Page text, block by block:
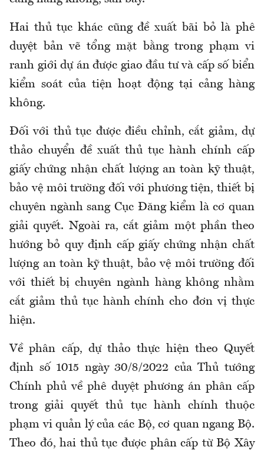
Hai thủ tục khác cũng đề xuất bãi bỏ là phê
duyệt bản vẽ tổng mặt bằng trong phạm vi
ranh giới dự án được giao đầu tư và cấp số biển
kiểm soát của tiện hoạt động tại cảng hàng
không.
Đối với thủ tục được điều chỉnh, cắt giảm, dự
thảo chuyển đề xuất thủ tục hành chính cấp
giấy chứng nhận chất lượng an toàn kỹ thuật,
bảo vệ môi trường đối với phương tiện, thiết bị
chuyên ngành sang Cục Đăng kiểm là cơ quan
giải quyết. Ngoài ra, cắt giảm một phần theo
hướng bỏ quy định cấp giấy chứng nhận chất
lượng an toàn kỹ thuật, bảo vệ môi trường đối
với thiết bị chuyên ngành hàng không nhằm
cắt giảm thủ tục hành chính cho đơn vị thực
hiện.
Về phân cấp, dự thảo thực hiện theo Quyết
định số 1015 ngày 30/8/2022 của Thủ tướng
Chính phủ về phê duyệt phương án phân cấp
trong giải quyết thủ tục hành chính thuộc
phạm vi quản lý của các Bộ, cơ quan ngang Bộ.
Theo đó, hai thủ tục được phân cấp từ Bộ Xây